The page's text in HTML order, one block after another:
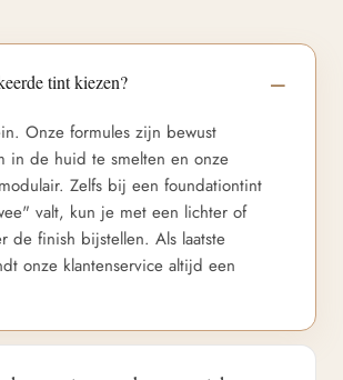
tint kiezen?
Onze formules zijn bewust
in de huid te smelten en onze
Zelfs bij een foundationtint
valt, kun je met een lichter of
de finish bijstellen. Als laatste
onze klantenservice altijd een